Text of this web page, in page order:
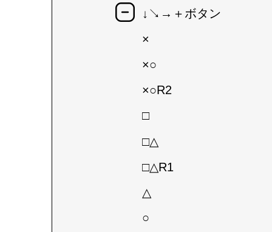
↓↘→＋ボタン
×
×○
×○R2
□
□△
□△R1
△
○